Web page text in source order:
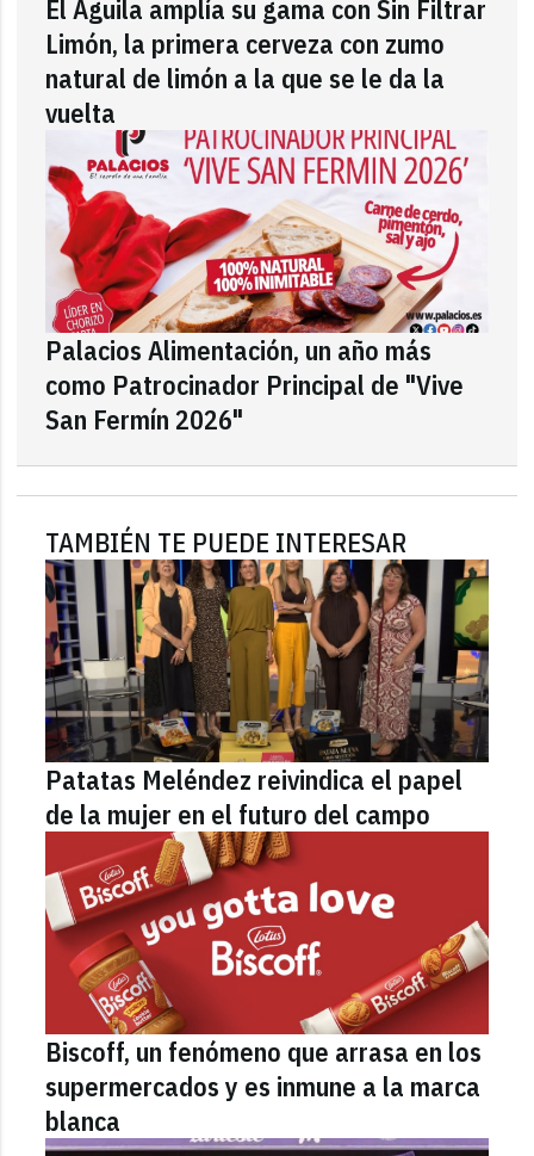
El Águila amplía su gama con Sin Filtrar
Limón, la primera cerveza con zumo
natural de limón a la que se le da la
vuelta
Palacios Alimentación, un año más
como Patrocinador Principal de "Vive
San Fermín 2026"
TAMBIÉN TE PUEDE INTERESAR
Patatas Meléndez reivindica el papel
de la mujer en el futuro del campo
Biscoff, un fenómeno que arrasa en los
supermercados y es inmune a la marca
blanca